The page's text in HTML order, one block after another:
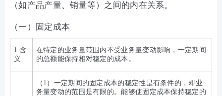
（如产品产量、销量等）之间的内在关系。
（一）固定成本
1.含
义
在特定的业务量范围内不受业务量变动影响，一定期间
的总额能保持相对稳定的成本。
（1）一定期间的固定成本的稳定性是有条件的，即业
务量变动的范围是有限的。能够使固定成本保持稳定的